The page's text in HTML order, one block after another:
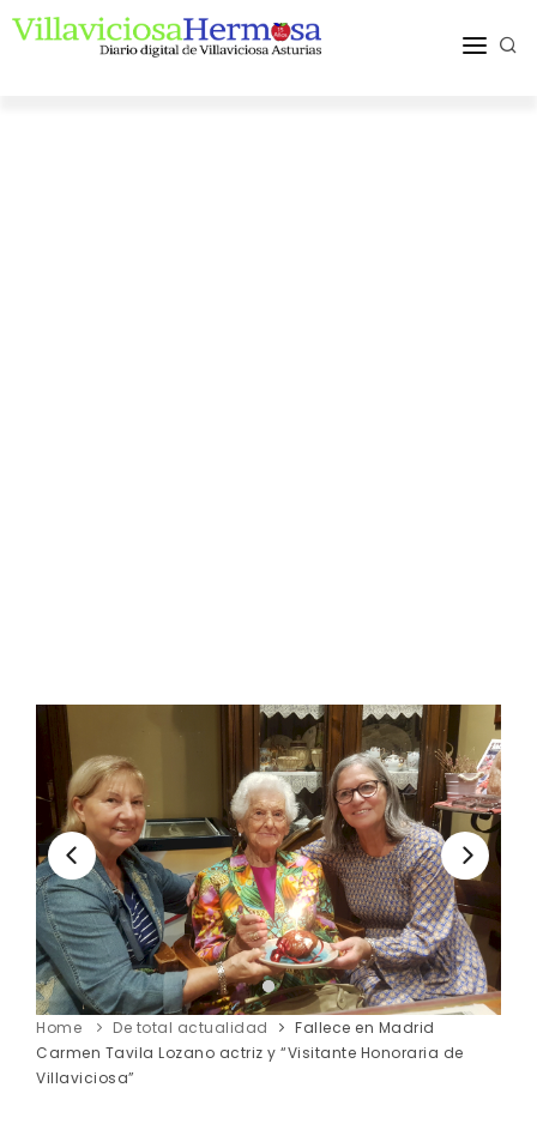
Home De total actualidad
Fallece en Madrid
Carmen Tavila Lozano actriz y “Visitante Honoraria de
Villaviciosa”